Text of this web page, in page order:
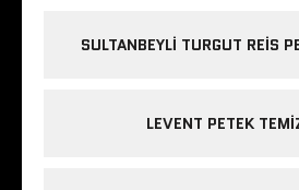
SULTANBEYLI TURGUT REIS
LEVENT PETEK